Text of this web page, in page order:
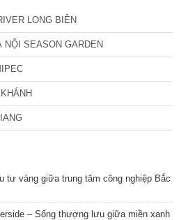
LONG BIÊN
NỘI SEASON GARDEN
tư vàng giữa trung tâm công nghiệp Bắc
– Sống thượng lưu giữa miền xanh